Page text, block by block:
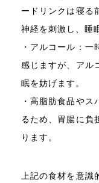
ードリンクは寝る
神経を刺激し、睡
・アルコール：
感じますが、アル
眠を妨げます。
・高脂肪食品や
るため、胃腸に負
ります。
上記の食材を意識